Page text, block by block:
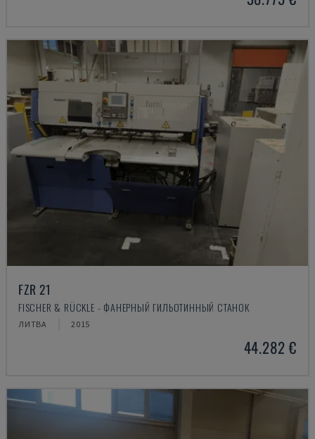
FZR 21
FISCHER & RÜCKLE - ФАНЕРНЫЙ ГИЛЬОТИННЫЙ СТАНОК
ЛИТВА 2015
44.282 €